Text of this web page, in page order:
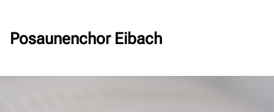
Posaunenchor Eibach